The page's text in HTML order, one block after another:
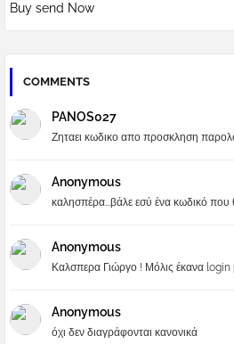
Buy send Now
COMMENTS
PANOS027
Ζηταει κωδικο απο προσκληση
Anonymous
καλησπέρα...βάλε εσύ ένα κωδικό που
Anonymous
Καλσπερα Γιώργο ! Μόλις έκανα login
Anonymous
όχι δεν διαγράφονται κανονικά